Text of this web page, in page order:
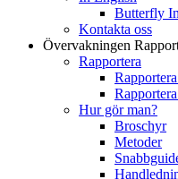
Butterfly
Kontakta oss
Övervakningen
Rapportera
Hur gör man?
Broschyr
Metoder